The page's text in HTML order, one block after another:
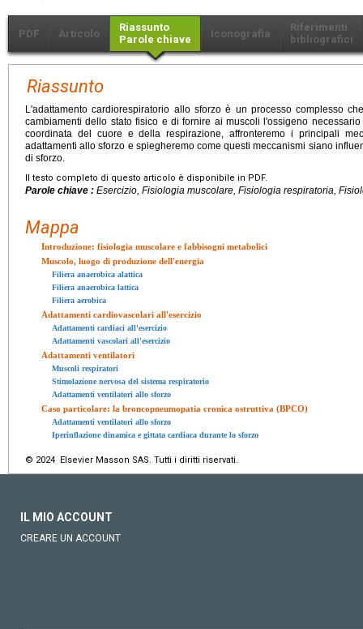
PDF Articolo
Riassunto
Parole chiave
Iconografia
Riferimenti
bibliografici
Riassunto
L'adattamento cardiorespiratorio allo sforzo è un processo complesso
cambiamenti dello stato fisico e di fornire ai muscoli l'ossigeno
coordinata del cuore e della respirazione, affronteremo i principali
adattamenti allo sforzo e spiegheremo come questi meccanismi siano
di sforzo.
Il testo completo di questo articolo è disponibile in PDF.
Parole chiave : Esercizio, Fisiologia muscolare, Fisiologia respiratoria,
Mappa
Introduzione: fisiologia muscolare e fabbisogni metabolici
Muscolo, luogo di produzione dell'energia
Filiera anaerobica alattica
Filiera anaerobica lattica
Filiera aerobica
Adattamenti cardiovascolari all'esercizio
Adattamenti cardiaci all'esercizio
Adattamenti vascolari all'esercizio
Adattamenti ventilatori
Muscoli respiratori
Stimolazione nervosa del sistema respiratorio
Adattamenti ventilatori allo sforzo
Caso particolare: la broncopneumopatia cronica ostruttiva (BPCO)
Adattamenti ventilatori allo sforzo
Iperinflazione dinamica e gittata cardiaca durante lo sforzo
© 2024 Elsevier Masson SAS. Tutti i diritti riservati.
IL MIO ACCOUNT
CREARE UN ACCOUNT